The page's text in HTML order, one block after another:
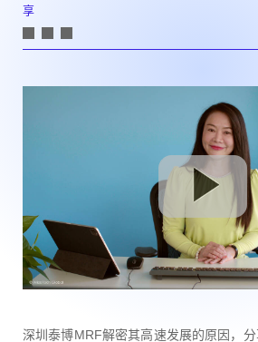
享
深圳泰博MRF解密其高速发展的原因，